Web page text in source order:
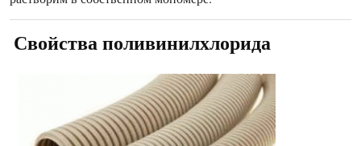
Свойства поливинилхлорида